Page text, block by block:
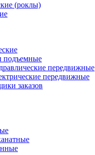
(роклы)
подъемные
передвижные
передвижные
заказов